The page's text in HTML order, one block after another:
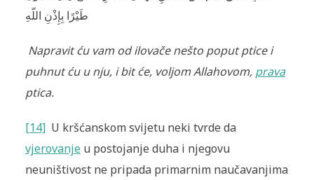
طَيْرًا بِإِذْنِ اللّهِ
Napravit ću vam od ilovače nešto poput ptice i
puhnut ću u nju, i bit će, voljom Allahovom, prava
ptica.
[14]U kršćanskom svijetu neki tvrde da
vjerovanjeu postojanje duha i njegovu
neuništivost ne pripada primarnim naučavanjima